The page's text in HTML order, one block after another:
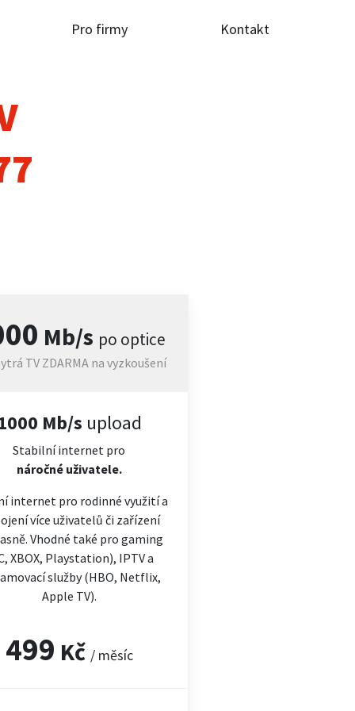
Pro firmy Kontakt
Mb/s po optice
TV ZDARMA na vyzkoušení
Mb/s upload
Stabilní internet pro
náročnéuživatele.
internet pro rodinné využití a
více uživatelů či zařízení
Vhodné také pro gaming
XBOX, Playstation), IPTV a
služby (HBO, Netflix,
Apple TV).
499 Kč / měsíc